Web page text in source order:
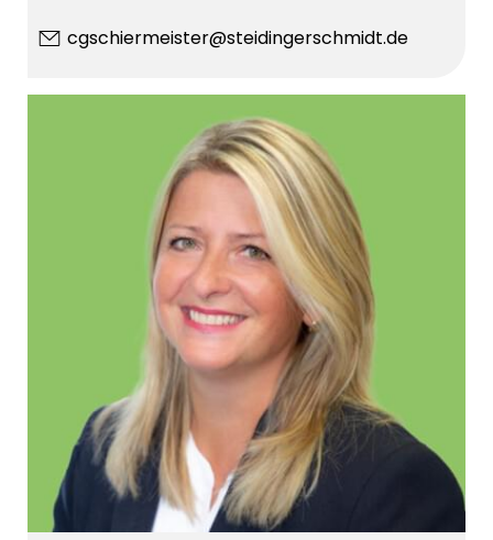
cgschiermeister@steidingerschmidt.de